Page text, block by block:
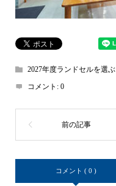
2027年度ランドセルを選ぶ
コメント: 0
コメント ( 0 )